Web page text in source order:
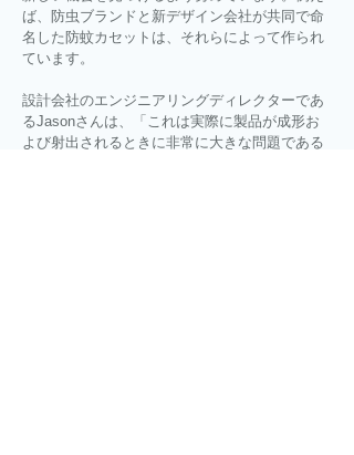
ば、防虫ブランドと新デザイン会社が共同で命
名した防蚊カセットは、それらによって作られ
ています。
設計会社のエンジニアリングディレクターであ
るJasonさんは、「これは実際に製品が成形お
よび射出されるときに非常に大きな問題である